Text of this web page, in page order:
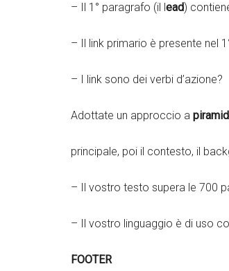
– Il 1° paragrafo (il lead)
– Il link primario è presente nel
– I link sono dei verbi d’azione?
Adottate un approccio a
principale, poi il contesto, il
– Il vostro testo supera le 700
– Il vostro linguaggio è di uso
FOOTER